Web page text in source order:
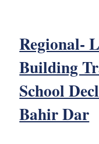
Regional-
Building
School
Bahir Dar